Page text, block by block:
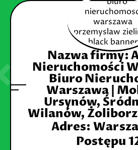
Nazwa firmy:
Nieruchomości
Biuro
Warszawa |
Ursynów,
Wilanów,
Adres:
Postępu